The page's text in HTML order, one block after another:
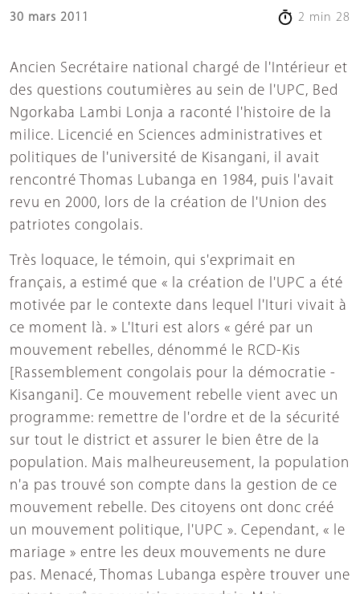
30 mars 2011 2 min 28
Ancien Secrétaire national chargé de l'Intérieur et
des questions coutumières au sein de l'UPC, Bed
Ngorkaba Lambi Lonja a raconté l'histoire de la
milice. Licencié en Sciences administratives et
politiques de l'université de Kisangani, il avait
rencontré Thomas Lubanga en 1984, puis l'avait
revu en 2000, lors de la création de l'Union des
patriotes congolais.
Très loquace, le témoin, qui s'exprimait en
français, a estimé que « la création de l'UPC a été
motivée par le contexte dans lequel l'Ituri vivait à
ce moment là. » L'Ituri est alors « géré par un
mouvement rebelles, dénommé le RCD-Kis
[Rassemblement congolais pour la démocratie -
Kisangani]. Ce mouvement rebelle vient avec un
programme: remettre de l'ordre et de la sécurité
sur tout le district et assurer le bien être de la
population. Mais malheureusement, la population
n'a pas trouvé son compte dans la gestion de ce
mouvement rebelle. Des citoyens ont donc créé
un mouvement politique, l'UPC ». Cependant, « le
mariage » entre les deux mouvements ne dure
pas. Menacé, Thomas Lubanga espère trouver une